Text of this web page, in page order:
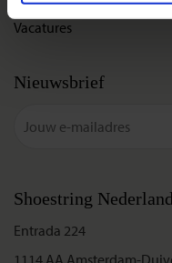
Vacatures
Nieuwsbrief
Shoestring Nederland
Entrada 224
1114 AA Amsterdam-